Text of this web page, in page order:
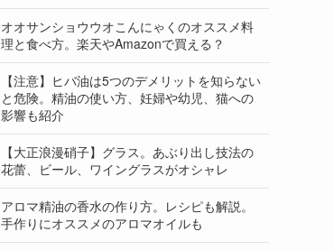
オオサンショウウオこんにゃくのオススメ料
理と食べ方。楽天やAmazonで買える？
【注意】ヒバ油は5つのデメリットを知らない
と危険。精油の使い方、妊婦や幼児、猫への
影響も紹介
【大正浪漫硝子】グラス。あぶり出し技法の
花蕾、ビール、ワイングラスがオシャレ
アロマ精油の香水の作り方。レシピも解説。
手作りにオススメのアロマオイルも